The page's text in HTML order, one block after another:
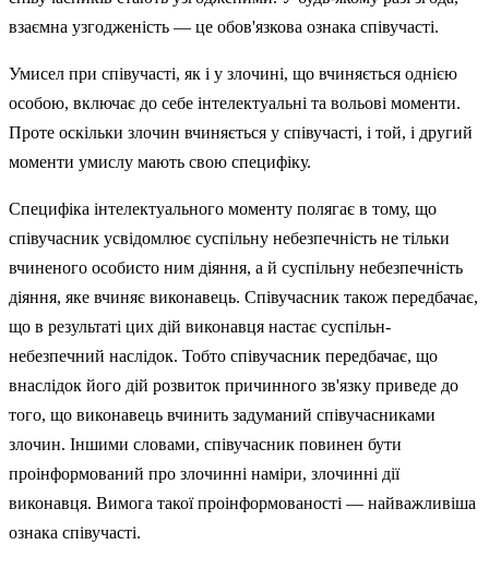
взаємна узгодженість — це обов'язкова ознака співучасті.
Умисел при співучасті, як і у злочині, що вчиняється однією
особою, включає до себе інтелектуальні та вольові моменти.
Проте оскільки зло­чин вчиняється у співучасті, і той, і другий
моменти умислу мають свою специфіку.
Специфіка інтелектуального моменту полягає в тому, що
співуча­сник усвідомлює суспільну небезпечність не тільки
вчиненого особи­сто ним діяння, а й суспільну небезпечність
діяння, яке вчиняє вико­навець. Співучасник також передбачає,
що в результаті цих дій виконавця настає суспільн-
небезпечний наслідок. Тобто співучасник передбачає, що
внаслідок його дій розвиток причинного зв'язку приведе до
того, що виконавець вчинить задуманий співучасниками
злочин. Іншими словами, співучасник повинен бути
проінформований про злочинні наміри, злочинні дії
виконавця. Вимога такої проінфор­мованості — найважливіша
ознака співучасті.